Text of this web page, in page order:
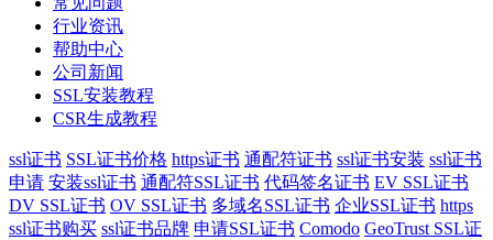
行业资讯
帮助中心
公司新闻
SSL安装教程
CSR生成教程
ssl证书 SSL证书价格 https证书 通配符证书 ssl证书安装 ssl证书
申请 安装ssl证书 通配符SSL证书 代码签名证书 EV SSL证书
DV SSL证书 OV SSL证书 多域名SSL证书 企业SSL证书 https
ssl证书购买 ssl证书品牌 申请SSL证书 Comodo GeoTrust SSL证